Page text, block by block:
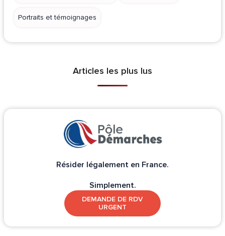
Portraits et témoignages
Articles les plus lus
Résider légalement en France.
Simplement.
DEMANDE DE RDV
URGENT